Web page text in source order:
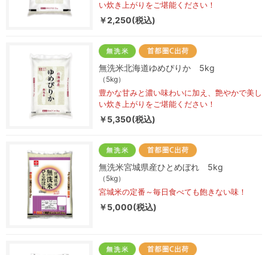
い炊き上がりをご堪能ください！
￥2,250(税込)
無洗米北海道ゆめぴりか 5kg
（5kg）
豊かな甘みと濃い味わいに加え、艶やかで美し
い炊き上がりをご堪能ください！
￥5,350(税込)
無洗米宮城県産ひとめぼれ 5kg
（5kg）
宮城米の定番～毎日食べても飽きない味！
￥5,000(税込)